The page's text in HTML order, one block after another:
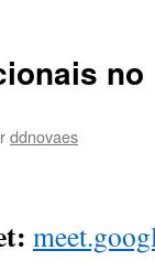
ddnovaes